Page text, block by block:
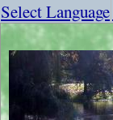
Select Language